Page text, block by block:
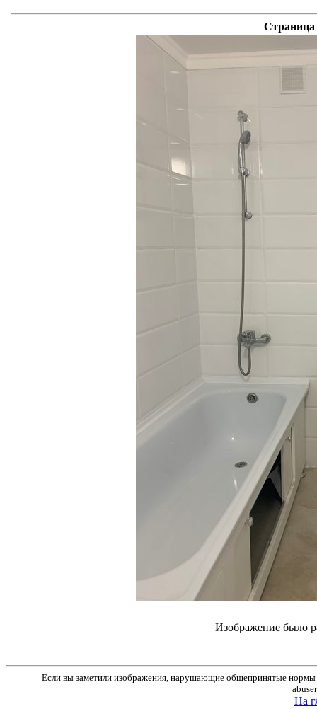
Страница
Изображение было
Если вы заметили изображения, нарушающие общепринятые нормы
На